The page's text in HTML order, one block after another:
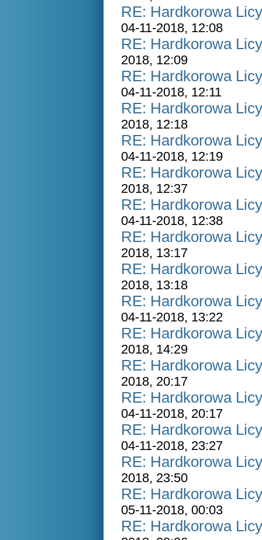
RE: Hardkorowa
04-11-2018, 12:08
RE: Hardkorowa
2018, 12:09
RE: Hardkorowa
04-11-2018, 12:11
RE: Hardkorowa
2018, 12:18
RE: Hardkorowa
04-11-2018, 12:19
RE: Hardkorowa
2018, 12:37
RE: Hardkorowa
04-11-2018, 12:38
RE: Hardkorowa
2018, 13:17
RE: Hardkorowa
2018, 13:18
RE: Hardkorowa
04-11-2018, 13:22
RE: Hardkorowa
2018, 14:29
RE: Hardkorowa
2018, 20:17
RE: Hardkorowa
04-11-2018, 20:17
RE: Hardkorowa
04-11-2018, 23:27
RE: Hardkorowa
2018, 23:50
RE: Hardkorowa
05-11-2018, 00:03
RE: Hardkorowa